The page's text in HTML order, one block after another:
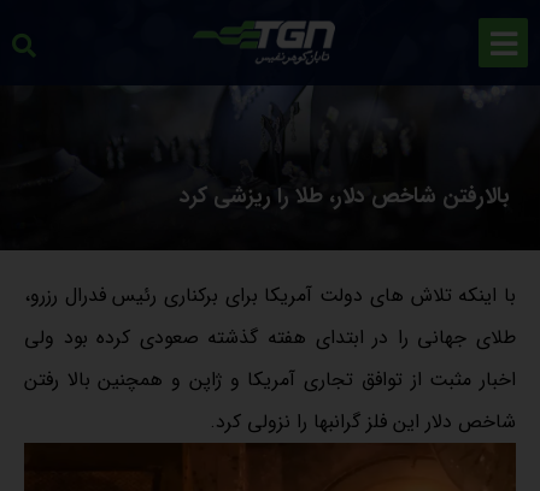
بالارفتن شاخص دلار، طلا را ریزشی کرد
با اینکه تلاش های دولت آمریکا برای برکناری رئیس فدرال رزرو،
طلای جهانی را در ابتدای هفته گذشته صعودی کرده بود ولی
اخبار مثبت از توافق تجاری آمریکا و ژاپن و همچنین بالا رفتن
شاخص دلار این فلز گرانبها را نزولی کرد.